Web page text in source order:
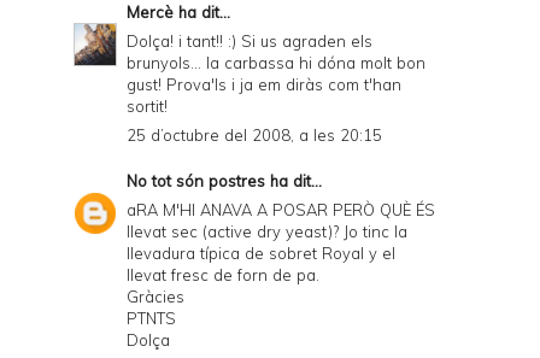
Mercè ha dit...
Dolça! i tant!! :) Si us agraden els
brunyols... la carbassa hi dóna molt bon
gust! Prova'ls i ja em diràs com t'han
sortit!
25 d’octubre del 2008, a les 20:15
No tot són postres ha dit...
aRA M'HI ANAVA A POSAR PERÒ QUÈ ÉS
llevat sec (active dry yeast)? Jo tinc la
llevadura típica de sobret Royal y el
llevat fresc de forn de pa.
Gràcies
PTNTS
Dolça